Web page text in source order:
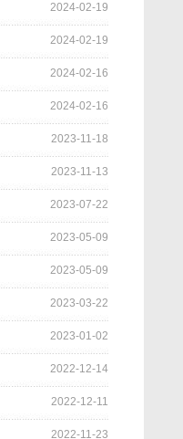
2024-02-19
2024-02-19
2024-02-16
2024-02-16
2023-11-18
2023-11-13
2023-07-22
2023-05-09
2023-05-09
2023-03-22
2023-01-02
2022-12-14
2022-12-11
2022-11-23